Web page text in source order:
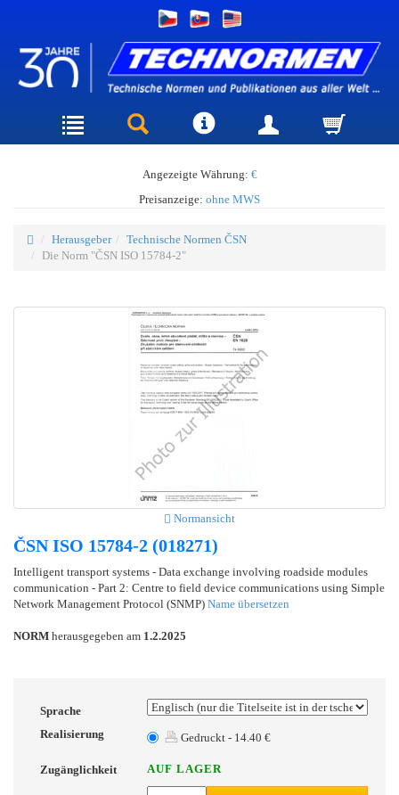
Angezeigte Währung: €
Preisanzeige: ohne MWS
Herausgeber
Technische Normen ČSN
Die Norm "ČSN ISO 15784-2"
Normansicht
ČSN ISO 15784-2 (018271)
Intelligent transport systems - Data exchange involving roadside modules
communication - Part 2: Centre to field device communications using Simple
Network Management Protocol (SNMP) Name übersetzen
NORM herausgegeben am 1.2.2025
Sprache
Realisierung
Gedruckt - 14.40 €
Zugänglichkeit AUF LAGER